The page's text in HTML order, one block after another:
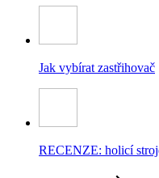
Jak vybírat zastřihovač
RECENZE: holicí